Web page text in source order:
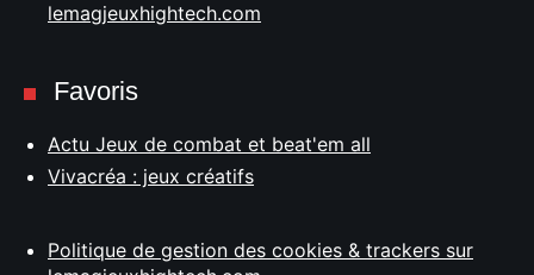
lemagjeuxhightech.com
Favoris
Actu Jeux de combat et beat'em all
Vivacréa : jeux créatifs
Politique de gestion des cookies & trackers sur